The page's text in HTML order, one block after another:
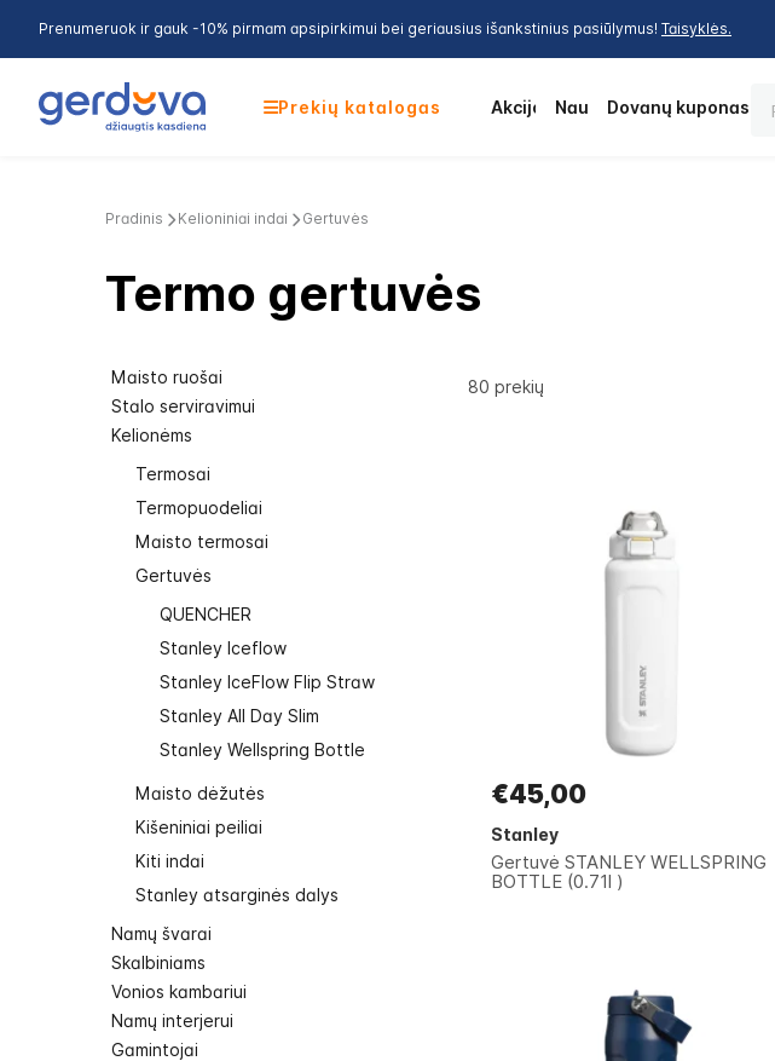
Prenumeruok ir gauk -10% pirmam apsipirkimui bei geriausius išankstinius pasiūlymus! Taisyklės.
Prekių katalogas Akcijos Nauja Dovanų kuponas
Pradinis Kelioniniai indai Gertuvės
Termo gertuvės
80 prekių
€45,00
Stanley
Gertuvė STANLEY WELLSPRING
BOTTLE (0.71l )
Maisto ruošai
Stalo serviravimui
Kelionėms
Termosai
Termopuodeliai
Maisto termosai
Gertuvės
QUENCHER
Stanley Iceflow
Stanley IceFlow Flip Straw
Stanley All Day Slim
Stanley Wellspring Bottle
Maisto dėžutės
Kišeniniai peiliai
Kiti indai
Stanley atsarginės dalys
Namų švarai
Skalbiniams
Vonios kambariui
Namų interjerui
Gamintojai